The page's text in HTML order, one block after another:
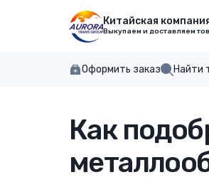
Китайская
Выкупаем и доставляем
Оформить заказ Найти
Как